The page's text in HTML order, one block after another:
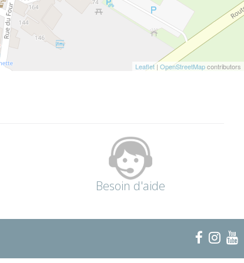
Leaflet| OpenStreetMapcontributors
Besoin d'aide